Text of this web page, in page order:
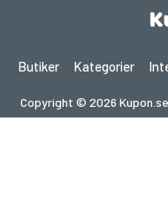
Butiker Kategorier
Copyright © 2026
2026. Alla